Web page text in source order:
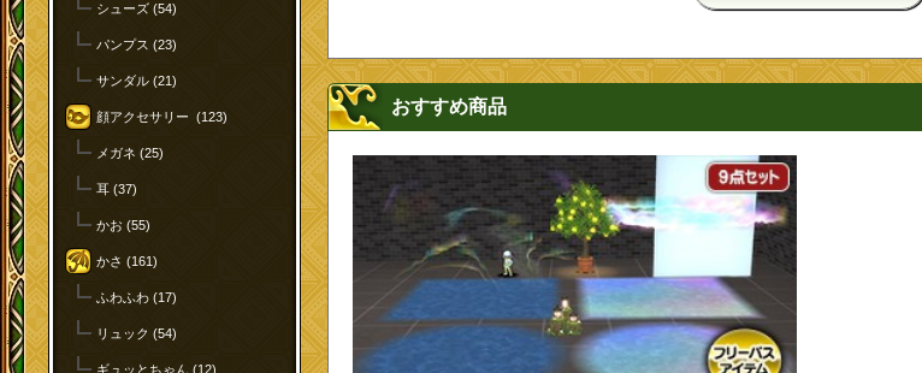
シューズ (54)
パンプス (23)
サンダル (21)
顔アクセサリー (123)
メガネ (25)
耳 (37)
かお (55)
かさ (161)
ふわふわ (17)
リュック (54)
ギュッとちゃん (12)
おすすめ商品